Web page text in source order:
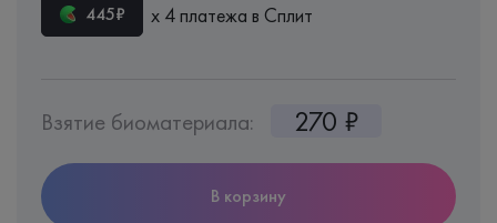
445₽ х 4 платежа в Сплит
Взятие биоматериала: 270 ₽
В корзину